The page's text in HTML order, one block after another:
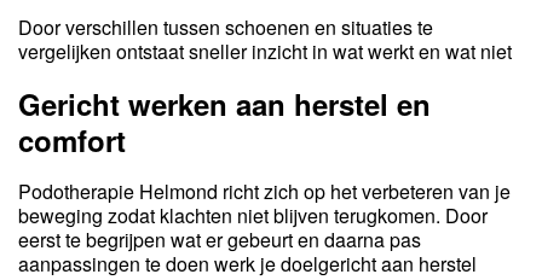
Door verschillen tussen schoenen en situaties te
vergelijken ontstaat sneller inzicht in wat werkt en wat niet
Gericht werken aan herstel en
comfort
Podotherapie Helmond richt zich op het verbeteren van je
beweging zodat klachten niet blijven terugkomen. Door
eerst te begrijpen wat er gebeurt en daarna pas
aanpassingen te doen werk je doelgericht aan herstel